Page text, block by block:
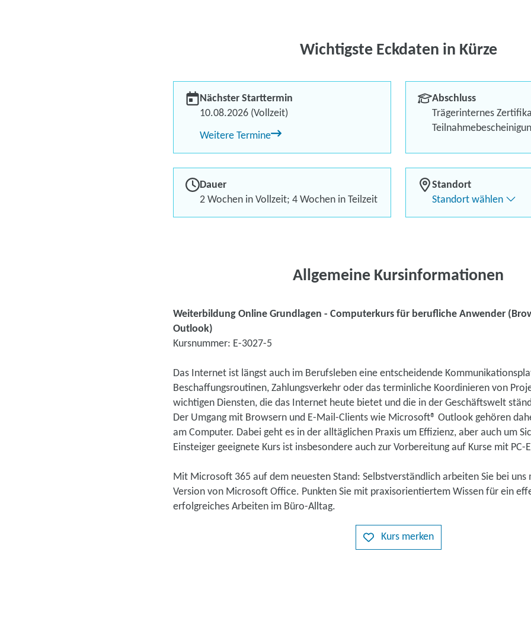
(Browser und
Kursstart garantiert!
Bis zu 100 % finanzielle
Teilnahme von zu Hause
Wichtigste Eckdaten in Kürze
Nächster Starttermin
10.08.2026 (Vollzeit)
Weitere Termine
Abschluss
Trägerinternes
Dauer
2 Wochen in Vollzeit; 4 Wochen in Teilzeit
Standort
Standort wählen
Allgemeine Kursinformationen
Weiterbildung Online Grundlagen - Computerkurs für berufliche Anwender
Outlook)
Kursnummer: E-3027-5
Das Internet ist längst auch im Berufsleben eine entscheidende
Beschaffungsroutinen, Zahlungsverkehr oder das terminliche Koordinieren von
wichtigen Diensten, die das Internet heute bietet und die in der Geschäftswelt
Der Umgang mit Browsern und E-Mail-Clients wie Microsoft® Outlook gehören
am Computer. Dabei geht es in der alltäglichen Praxis um Effizienz, aber auch um
Einsteiger geeignete Kurs ist insbesondere auch zur Vorbereitung auf Kurse mit PC-
Mit Microsoft 365 auf dem neuesten Stand: Selbstverständlich arbeiten Sie bei
Version von Microsoft Office. Punkten Sie mit praxisorientiertem Wissen für ein
erfolgreiches Arbeiten im Büro-Alltag.
Kurs merken